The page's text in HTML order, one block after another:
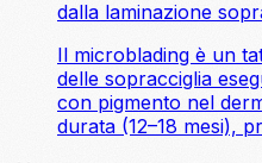
dalla laminazione
Il microblading è un
delle sopracciglia
con pigmento nel
durata (12–18 mesi),